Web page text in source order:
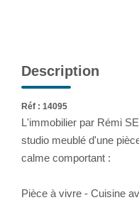
Description
Réf : 14095
L'immobilier par Rémi
studio meublé d'une
calme comportant :
Pièce à vivre - Cuisine